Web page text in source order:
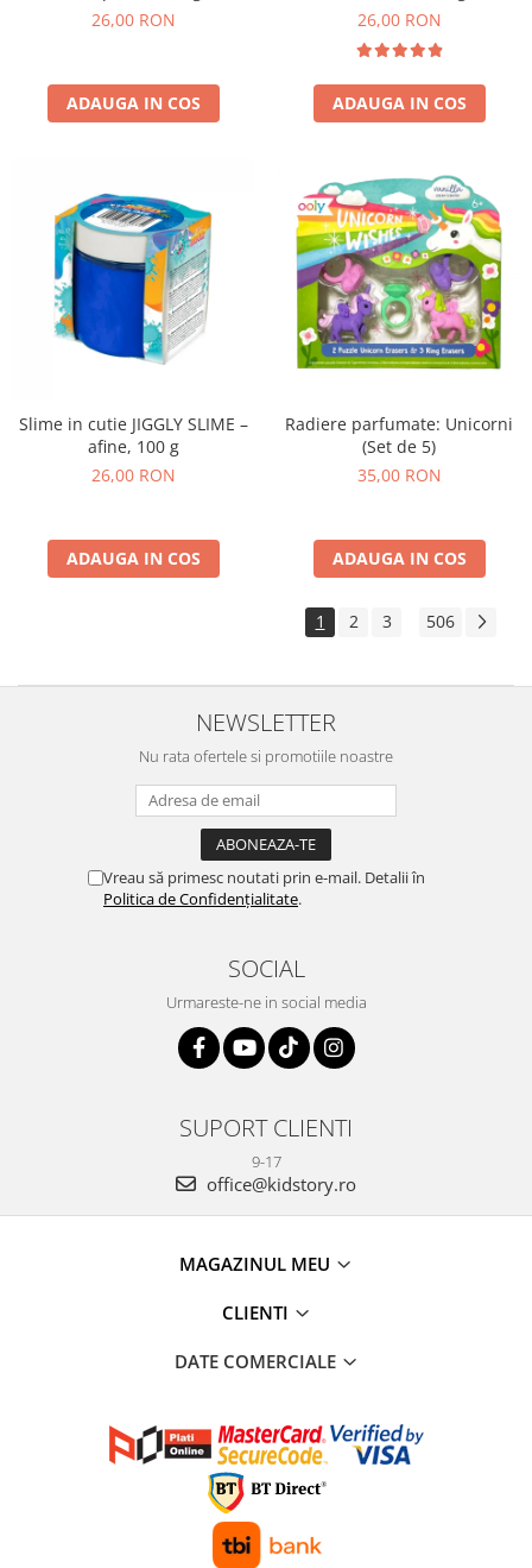
26,00 RON
ADAUGA IN COS
26,00 RON
ADAUGA IN COS
Slime in cutie JIGGLY SLIME –
afine, 100 g
26,00 RON
ADAUGA IN COS
Radiere parfumate: Unicorni
(Set de 5)
35,00 RON
ADAUGA IN COS
1 2 3 506
NEWSLETTER
Nu rata ofertele si promotiile noastre
Vreau să primesc noutati prin e-mail. Detalii în
Politica de Confidențialitate.
SOCIAL
Urmareste-ne in social media
SUPORT CLIENTI
9-17
office@kidstory.ro
MAGAZINUL MEU
CLIENTI
DATE COMERCIALE